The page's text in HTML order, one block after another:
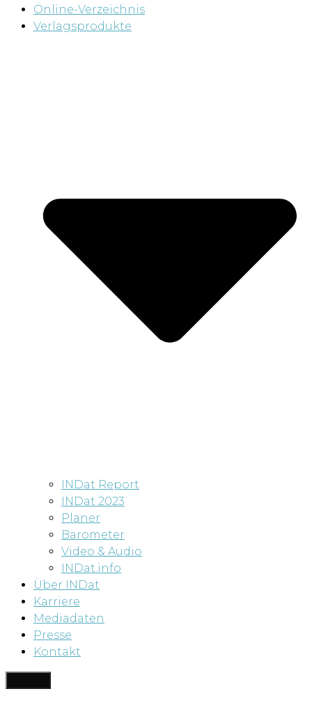
Online-Verzeichnis
Verlagsprodukte
INDat Report
INDat 2023
Planer
Barometer
Video & Audio
INDat.info
Über INDat
Karriere
Mediadaten
Presse
Kontakt